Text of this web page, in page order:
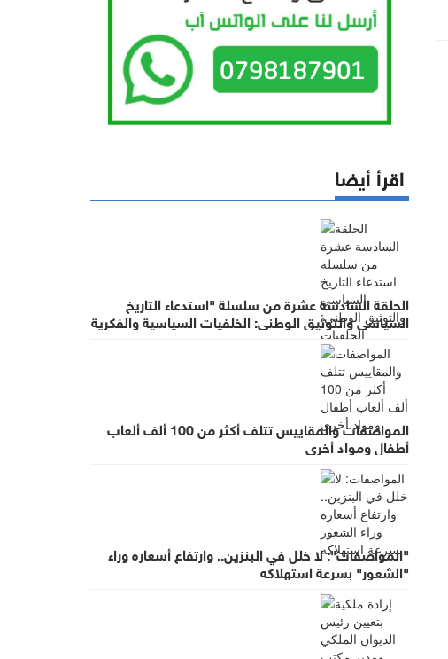
اقرأ أيضا
الحلقة السادسة عشرة من سلسلة "استدعاء التاريخ
السياسي والتوثيق الوطني: الخلفيات السياسية والفكرية
لرؤساء الحكومات في عهد الملك الحسين بن طلال
المواصفات والمقاييس تتلف أكثر من 100 ألف ألعاب
أطفال ومواد أخرى
"المواصفات": لا خلل في البنزين.. وارتفاع أسعاره وراء
"الشعور" بسرعة استهلاكه